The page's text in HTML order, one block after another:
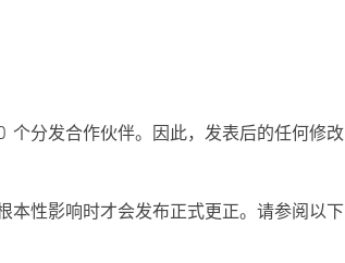
分发合作伙伴。因此，发表后的任何修改
性影响时才会发布正式更正。请参阅以下